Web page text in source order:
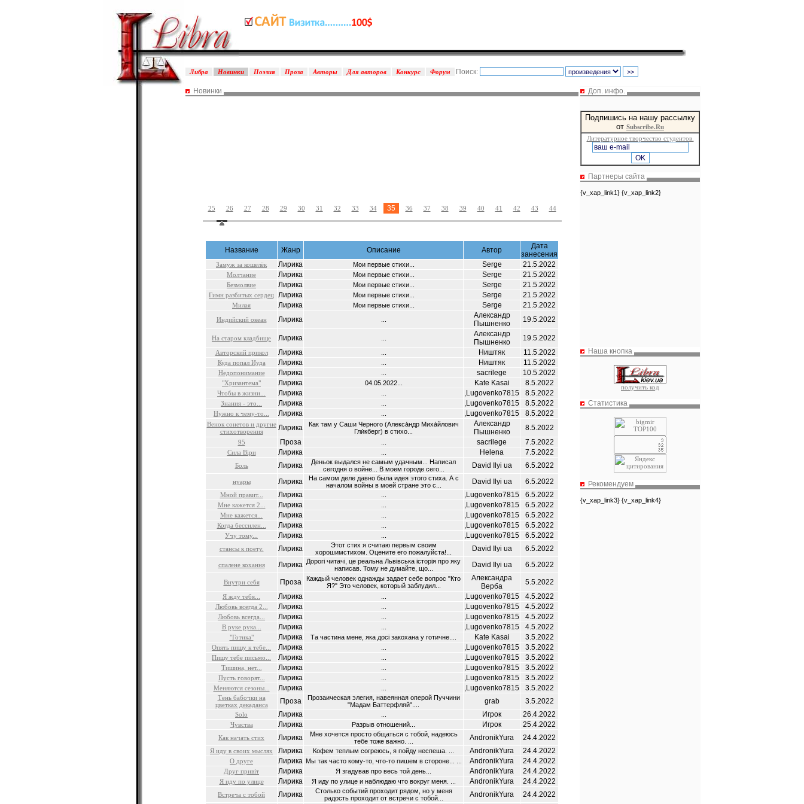
Поиск:
Либра Новинки Поэзия Проза Авторы Для авторов Конкурс Форум
Новинки
25 26 27 28 29 30 31 32 33 34 35 36 37 38 39 40 41 42 43 44
Название Жанр Описание Автор
Дата
занесения
Замуж за кошелёк Лирика Мои первые стихи... Serge 21.5.2022
Молчание Лирика Мои первые стихи... Serge 21.5.2022
Безмолвие Лирика Мои первые стихи... Serge 21.5.2022
Гимн разбитых сердец Лирика Мои первые стихи... Serge 21.5.2022
Милая Лирика Мои первые стихи... Serge 21.5.2022
Индийский океан Лирика
Александр
Пышненко
19.5.2022
На старом кладбище Лирика
Александр
Пышненко
19.5.2022
Авторский прикол Лирика Ништяк 11.5.2022
Куда попал Иуда Лирика Ништяк 11.5.2022
Недопонимание Лирика sacrilege 10.5.2022
"Хризантема" Лирика 04.05.2022... Kate Kasai 8.5.2022
Чтобы в жизни... Лирика ,Lugovenko7815 8.5.2022
Знания - это... Лирика ,Lugovenko7815 8.5.2022
Нужно к чему-то... Лирика ,Lugovenko7815 8.5.2022
Венок сонетов и другие
стихотворения
Лирика
Как там у Саши Черного (Алекса́ндр Миха́йлович
Гли́кберг) в стихо...
Александр
Пышненко
8.5.2022
95 Проза sacrilege 7.5.2022
Сила Віри Лирика Helena 7.5.2022
Боль Лирика
Деньок выдался не самым удачным... Написал
сегодня о войне... В моем городе сего...
David Ilyi ua 6.5.2022
нуары Лирика
На самом деле давно была идея этого стиха. А с
началом войны в моей стране это с...
David Ilyi ua 6.5.2022
Мной правит... Лирика ,Lugovenko7815 6.5.2022
Мне кажется 2... Лирика ,Lugovenko7815 6.5.2022
Мне кажется... Лирика ,Lugovenko7815 6.5.2022
Когда бессилен... Лирика ,Lugovenko7815 6.5.2022
Учу тому... Лирика ,Lugovenko7815 6.5.2022
стансы к поету. Лирика
Этот стих я считаю первым своим
хорошимстихом. Оцените его пожалуйста!...
David Ilyi ua 6.5.2022
спалене кохання Лирика Дорогі читачі, це реальна Львівська історія про яку
написав. Тому не думайте, що...
David Ilyi ua 6.5.2022
Внутри себя Проза
Каждый человек однажды задает себе вопрос "Кто
Я?" Это человек, который заблудил...
Александра
Верба
5.5.2022
Я жду тебя... Лирика ,Lugovenko7815 4.5.2022
Любовь всегда 2... Лирика ,Lugovenko7815 4.5.2022
Любовь всегда... Лирика ,Lugovenko7815 4.5.2022
В руке рука... Лирика ,Lugovenko7815 4.5.2022
"Готика" Лирика Та частина мене, яка досі закохана у готичне.... Kate Kasai 3.5.2022
Опять пишу к тебе... Лирика ,Lugovenko7815 3.5.2022
Пишу тебе письмо... Лирика ,Lugovenko7815 3.5.2022
Тишина, нет... Лирика ,Lugovenko7815 3.5.2022
Пусть говорят... Лирика ,Lugovenko7815 3.5.2022
Меняются сезоны... Лирика ,Lugovenko7815 3.5.2022
Тень бабочки на
цветках декаданса
Проза
Прозаическая элегия, навеянная оперой Пуччини
"Мадам Баттерфляй"....
grab 3.5.2022
Solo Лирика Игрок 26.4.2022
Чувства Лирика Разрыв отношений... Игрок 25.4.2022
Как начать стих Лирика
Мне хочется просто общаться с тобой, надеюсь
тебе тоже важно. ...
AndronikYura 24.4.2022
Я иду в своих мыслях Лирика Кофем теплым согреюсь, я пойду неспеша. ... AndronikYura 24.4.2022
О друге Лирика Мы так часто кому-то, что-то пишем в стороне... ... AndronikYura 24.4.2022
Друг привіт Лирика Я згадував про весь той день... AndronikYura 24.4.2022
Я иду по улице Лирика Я иду по улице и наблюдаю что вокруг меня. ... AndronikYura 24.4.2022
Встреча с тобой Лирика
Столько событий проходит рядом, но у меня
радость проходит от встречи с тобой...
AndronikYura 24.4.2022
Доп. инфо.
Подпишись на нашу рассылку
от Subscribe.Ru
Литературное творчество студентов.
Партнеры сайта
{v_xap_link1} {v_xap_link2}
Наша кнопка
получить код
Статистика
Рекомендуем
{v_xap_link3} {v_xap_link4}